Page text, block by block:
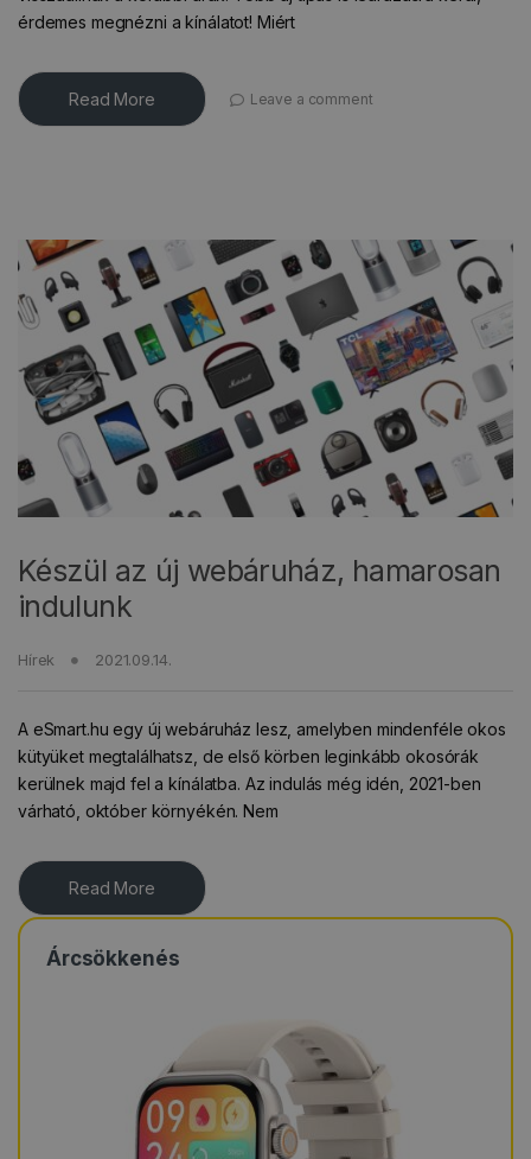
érdemes megnézni a kínálatot! Miért
Read More Leave a comment
Készül az új webáruház, hamarosan
indulunk
Hírek 2021.09.14.
A eSmart.hu egy új webáruház lesz, amelyben mindenféle okos
kütyüket megtalálhatsz, de első körben leginkább okosórák
kerülnek majd fel a kínálatba. Az indulás még idén, 2021-ben
várható, október környékén. Nem
Read More
Árcsökkenés